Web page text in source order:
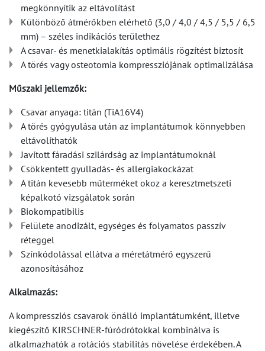
megkönnyítik az eltávolítást
Különböző átmérőkben elérhető (3,0 / 4,0 / 4,5 / 5,5 / 6,5
mm) – széles indikációs területhez
A csavar- és menetkialakítás optimális rögzítést biztosít
A törés vagy osteotomia kompressziójának optimalizálása
Műszaki jellemzők:
Csavar anyaga: titán (TiA16V4)
A törés gyógyulása után az implantátumok könnyebben
eltávolíthatók
Javított fáradási szilárdság az implantátumoknál
Csökkentett gyulladás- és allergiakockázat
A titán kevesebb műterméket okoz a keresztmetszeti
képalkotó vizsgálatok során
Biokompatibilis
Felülete anodizált, egységes és folyamatos passzív
réteggel
Színkódolással ellátva a méretátmérő egyszerű
azonosításához
Alkalmazás:
A kompressziós csavarok önálló implantátumként, illetve
kiegészítő KIRSCHNER-fúródrótokkal kombinálva is
alkalmazhatók a rotációs stabilitás növelése érdekében. A